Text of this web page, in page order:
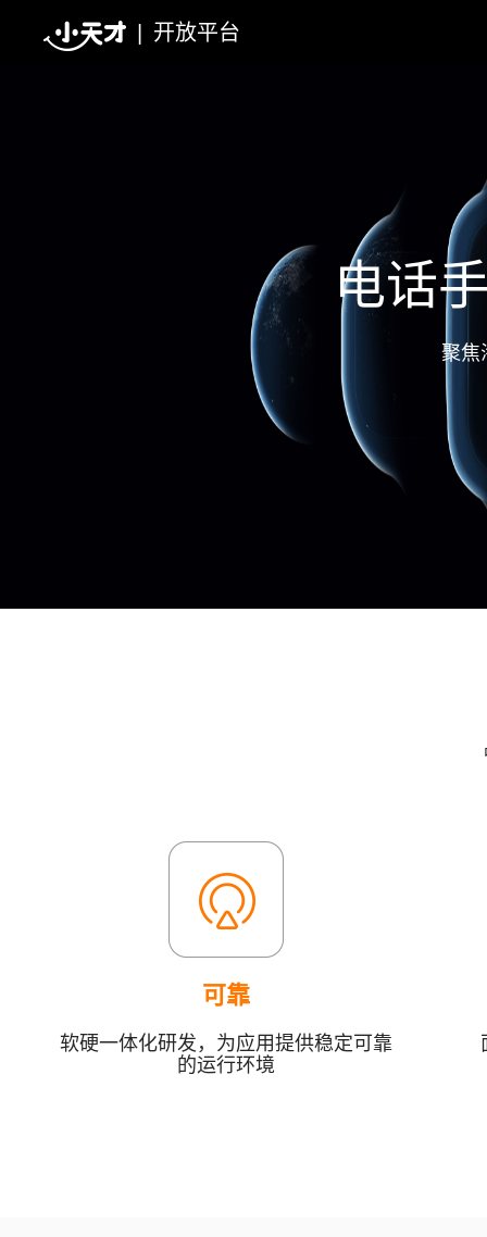
开放平台
电话
聚焦
可靠
软硬一体化研发，为应用提供稳定可靠
的运行环境